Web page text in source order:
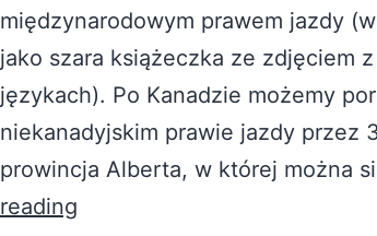
międzynarodowym prawem jazdy
jako szara książeczka ze zdjęciem
językach). Po Kanadzie możemy
niekanadyjskim prawie jazdy przez
prowincja Alberta, w której można
reading